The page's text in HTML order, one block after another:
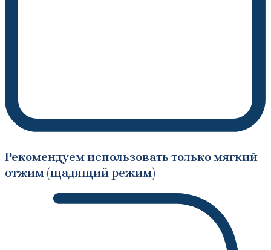
Рекомендуем использовать только мягкий
отжим (щадящий режим)